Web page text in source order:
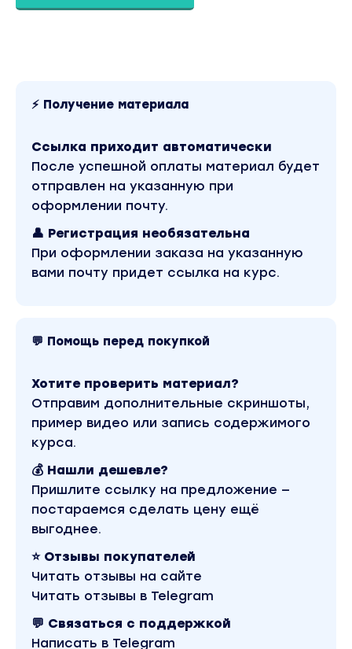
перевода большой суммы в
Программа:
Документы для валютного контроля в
российском и зарубежном банке
Риск и стоимость возврата перевода по
системе SWIFT. Как подстелить соломки?
Чего не должно быть в договоре купли-
продажи недвижимости с учетом
Выбор банка-отправителя для перевода
конвертации валюты.
Андрей СЕРЕБРЯКОВ: эксперт по ипотеке,
региональный менеджер по работе с
партнерами Райффайзен Банк.
Сергей ПРОКОФЬЕВ: наставник, продюсер
онлайн-школы Видеокнига ТВ, практикующий
риэлтор в Сочи и в Москве.
Тариф без презентации.
Вы находитесь на странице товара «Андрей
Серебряков, Сергей Прокофьев - Валютные
переводы крупных сумм за рубеж. Тариф 1». Это
материал 2022 года. В магазине Coursx.net
данный материал доступен за 390 рублей.
Обучающий курс входит в рубрику «Инвестиции,
Трейдинг, Криптовалюта / Бизнес, менеджмент,
⚡ Получение материала
Ссылка приходит автоматически
После успешной оплаты материал будет
отправлен на указанную при
оформлении почту.
👤 Регистрация необязательна
При оформлении заказа на указанную
вами почту придет ссылка на курс.
💬 Помощь перед покупкой
Хотите проверить материал?
Отправим дополнительные скриншоты,
пример видео или запись содержимого
курса.
💰 Нашли дешевле?
Пришлите ссылку на предложение —
постараемся сделать цену ещё
выгоднее.
⭐ Отзывы покупателей
Читать отзывы на сайте
Читать отзывы в Telegram
💬 Связаться с поддержкой
Написать в Telegram